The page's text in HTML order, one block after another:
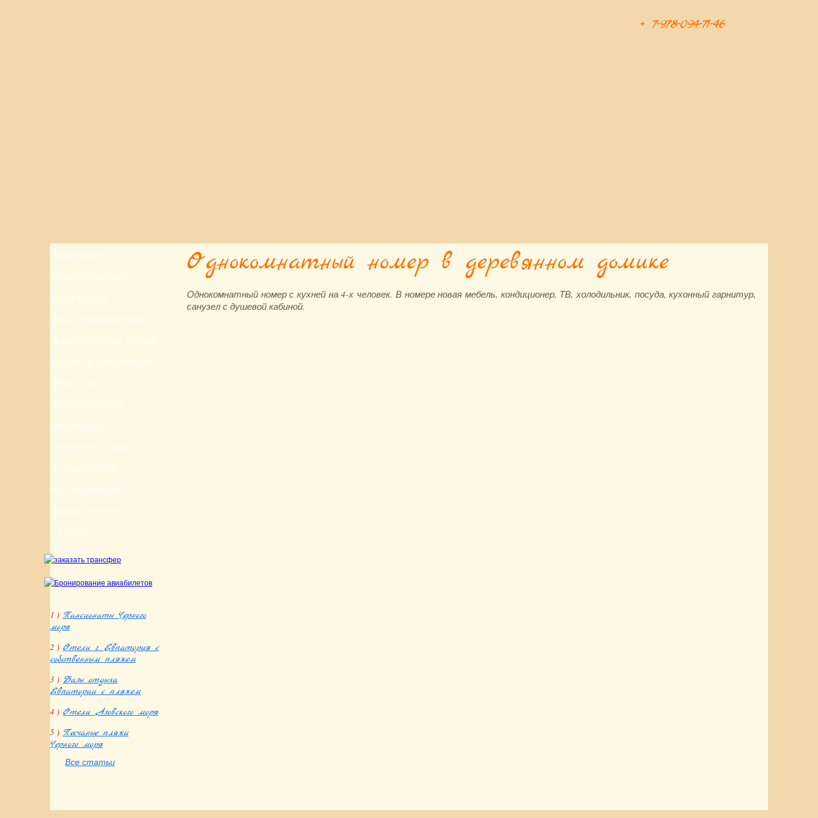
+ 7-978-094-71-46
Однокомнатный номер в деревянном домике
Однокомнатный номер с кухней на 4-х человек. В номере новая мебель, кондиционер, ТВ, холодильник, посуда, кухонный гарнитур,
санузел с душевой кабиной.
ПРИБРЕЖНОЕ
ПЛЯЖИ ПРИБРЕЖНОГО
ОТДЫХ В САКАХ
ОТДЫХ НОВОФЕДОРОВКА
НЕДОРОГОЙ ОТДЫХ В КРЫМУ
ОТДЫХ С ДЕТЬМИ В КРЫМУ
ОТЕЛИ САКИ
ПАНСИОНАТЫ САКИ
БАЗЫ ОТДЫХА
САНАТОРИИ В САКАХ
ЧАСТНЫЙ СЕКТОР
ВСЕ ПРЕДЛОЖЕНИЯ
ЗАКАЗАТЬ ПУТЕВКУ
КОНТАКТЫ
1 ) Пансионаты Черного
моря
2 ) Отели г. Евпатория с
собственным пляжем
3 ) Базы отдыха
Евпатории с пляжем
4 ) Отели Азовского моря
5 ) Песчаные пляжи
Черного моря
Все статьи